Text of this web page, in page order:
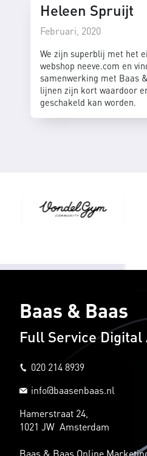
Heleen Spruijt
Februari, 2020
We zijn superblij met het
webshop neeve.com en
samenwerking met Baas
lijnen zijn kort waardoor
geschakeld kan worden.
Baas & Baas
Full Service Digital
020 214 8939
info@baasenbaas.nl
Hamerstraat 24,
1021 JW Amsterdam